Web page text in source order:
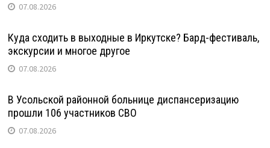
07.08.2026
Куда сходить в выходные в Иркутске? Бард-фестиваль,
экскурсии и многое другое
07.08.2026
В Усольской районной больнице диспансеризацию
прошли 106 участников СВО
07.08.2026